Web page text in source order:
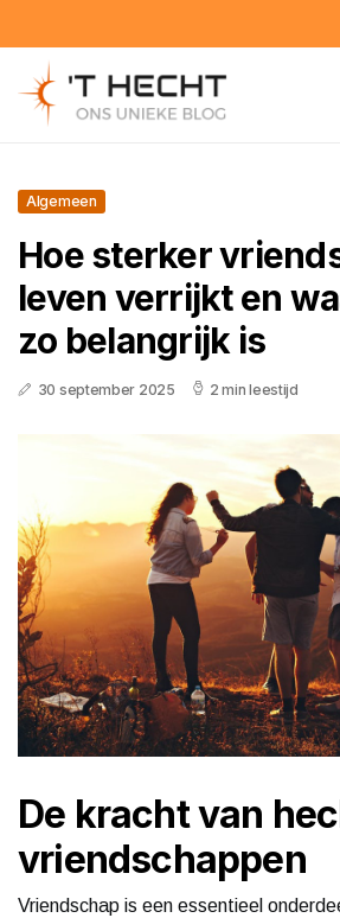
Algemeen
Hoe sterker
leven verrijkt en
zo belangrijk is
30 september 2025 2 min leestijd
De kracht van
vriendschappen
Vriendschap is een essentieel